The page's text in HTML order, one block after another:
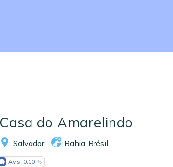
Casa do Amarelindo
Salvador Bahia Brésil
Avis: 0.00